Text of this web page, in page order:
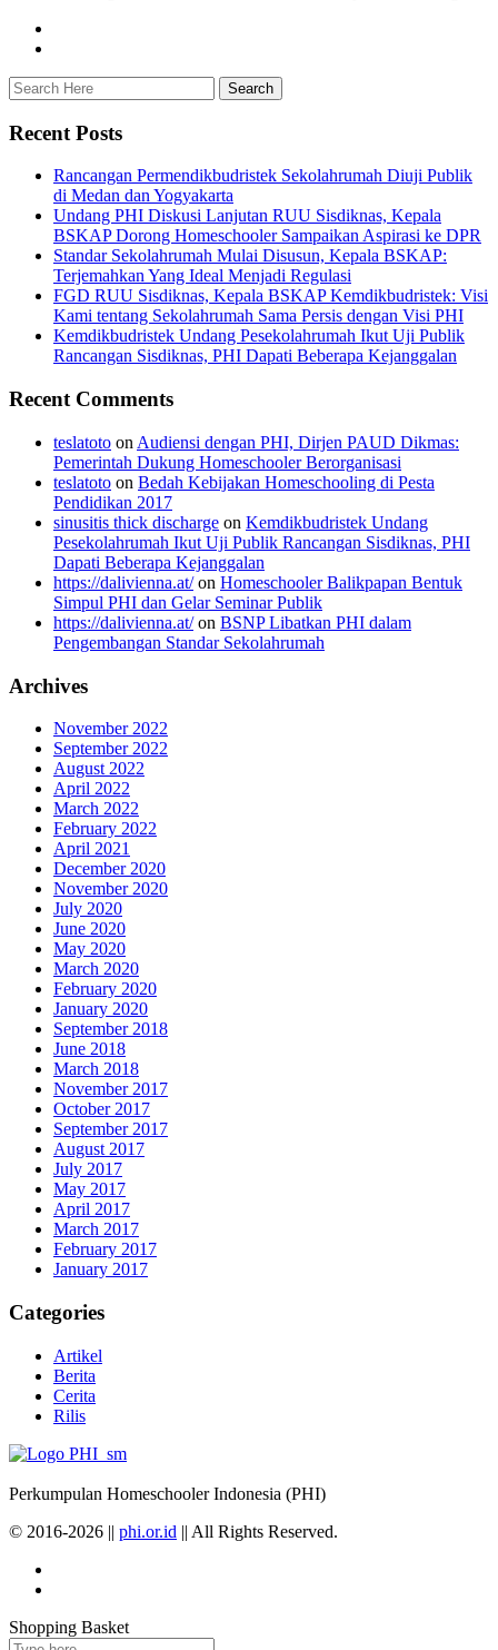
Recent Posts
Rancangan Permendikbudristek Sekolahrumah Diuji Publik
di Medan dan Yogyakarta
Undang PHI Diskusi Lanjutan RUU Sisdiknas, Kepala
BSKAP Dorong Homeschooler Sampaikan Aspirasi ke DPR
Standar Sekolahrumah Mulai Disusun, Kepala BSKAP:
Terjemahkan Yang Ideal Menjadi Regulasi
FGD RUU Sisdiknas, Kepala BSKAP Kemdikbudristek: Visi
Kami tentang Sekolahrumah Sama Persis dengan Visi PHI
Kemdikbudristek Undang Pesekolahrumah Ikut Uji Publik
Rancangan Sisdiknas, PHI Dapati Beberapa Kejanggalan
Recent Comments
teslatoto on Audiensi dengan PHI, Dirjen PAUD Dikmas:
Pemerintah Dukung Homeschooler Berorganisasi
teslatoto on Bedah Kebijakan Homeschooling di Pesta
Pendidikan 2017
sinusitis thick discharge on Kemdikbudristek Undang
Pesekolahrumah Ikut Uji Publik Rancangan Sisdiknas, PHI
Dapati Beberapa Kejanggalan
https://dalivienna.at/on Homeschooler Balikpapan Bentuk
Simpul PHI dan Gelar Seminar Publik
https://dalivienna.at/on BSNP Libatkan PHI dalam
Pengembangan Standar Sekolahrumah
Archives
November 2022
September 2022
August 2022
April 2022
March 2022
February 2022
April 2021
December 2020
November 2020
July 2020
June 2020
May 2020
March 2020
February 2020
January 2020
September 2018
June 2018
March 2018
November 2017
October 2017
September 2017
August 2017
July 2017
May 2017
April 2017
March 2017
February 2017
January 2017
Categories
Artikel
Berita
Cerita
Rilis
Perkumpulan Homeschooler Indonesia (PHI)
© 2016-2026 || phi.or.id || All Rights Reserved.
Shopping Basket